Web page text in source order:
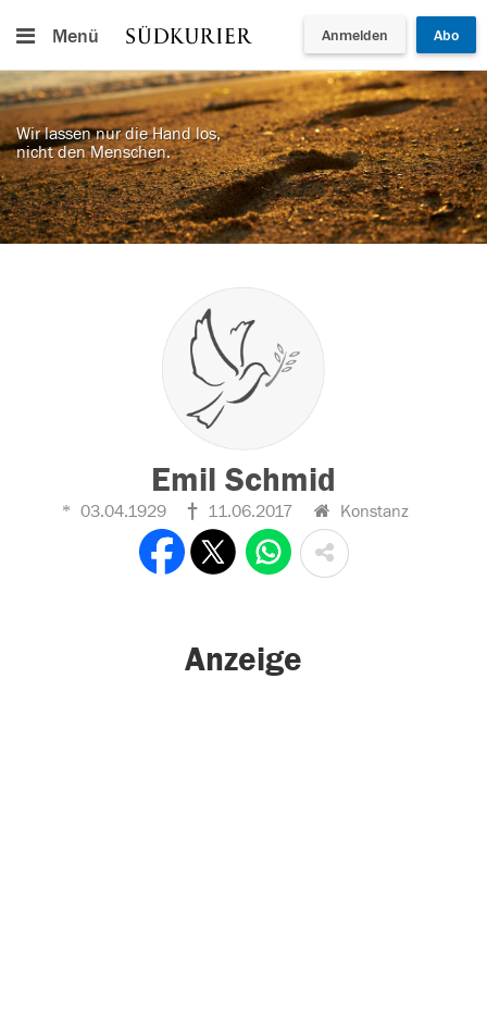
Menü Anmelden Abo
Wir lassen nur die Hand los,
nicht den Menschen.
Emil Schmid
03.04.1929 11.06.2017 Konstanz
Anzeige